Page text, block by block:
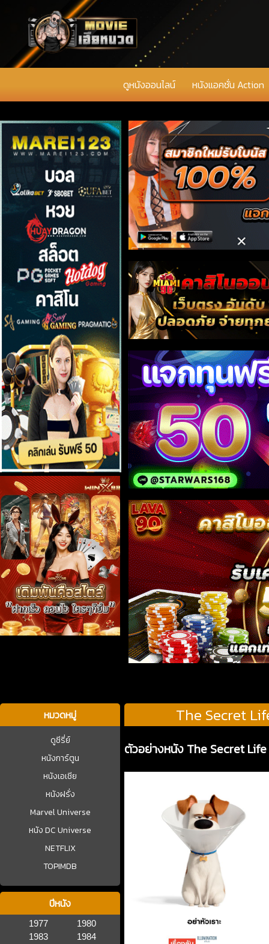
ดูหนังออนไลน์ หนังแอคชั่น Action
หมวดหมู่
ดูซีรี่ย์
หนังการ์ตูน
หนังเอเชีย
หนังฝรั่ง
Marvel Universe
หนัง DC Universe
NETFLIX
TOPIMDB
ปีหนัง
1977
1980
1983
1984
The Secret
ตัวอย่างหนัง The Secret